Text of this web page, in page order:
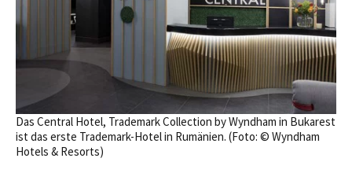
Das Central Hotel, Trademark Collection by Wyndham in Bukarest
ist das erste Trademark-Hotel in Rumänien. (Foto: © Wyndham
Hotels & Resorts)